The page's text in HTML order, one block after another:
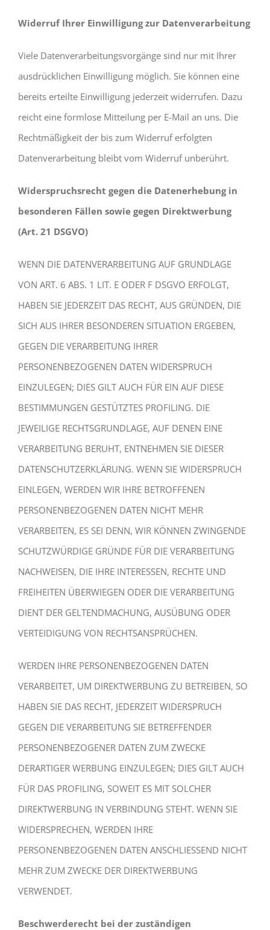
Widerruf Ihrer Einwilligung zur Datenverarbeitung
Viele Datenverarbeitungsvorgänge sind nur mit Ihrer
ausdrücklichen Einwilligung möglich. Sie können eine
bereits erteilte Einwilligung jederzeit widerrufen. Dazu
reicht eine formlose Mitteilung per E-Mail an uns. Die
Rechtmäßigkeit der bis zum Widerruf erfolgten
Datenverarbeitung bleibt vom Widerruf unberührt.
Widerspruchsrecht gegen die Datenerhebung in
besonderen Fällen sowie gegen Direktwerbung
(Art. 21 DSGVO)
WENN DIE DATENVERARBEITUNG AUF GRUNDLAGE
VON ART. 6 ABS. 1 LIT. E ODER F DSGVO ERFOLGT,
HABEN SIE JEDERZEIT DAS RECHT, AUS GRÜNDEN, DIE
SICH AUS IHRER BESONDEREN SITUATION ERGEBEN,
GEGEN DIE VERARBEITUNG IHRER
PERSONENBEZOGENEN DATEN WIDERSPRUCH
EINZULEGEN; DIES GILT AUCH FÜR EIN AUF DIESE
BESTIMMUNGEN GESTÜTZTES PROFILING. DIE
JEWEILIGE RECHTSGRUNDLAGE, AUF DENEN EINE
VERARBEITUNG BERUHT, ENTNEHMEN SIE DIESER
DATENSCHUTZERKLÄRUNG. WENN SIE WIDERSPRUCH
EINLEGEN, WERDEN WIR IHRE BETROFFENEN
PERSONENBEZOGENEN DATEN NICHT MEHR
VERARBEITEN, ES SEI DENN, WIR KÖNNEN ZWINGENDE
SCHUTZWÜRDIGE GRÜNDE FÜR DIE VERARBEITUNG
NACHWEISEN, DIE IHRE INTERESSEN, RECHTE UND
FREIHEITEN ÜBERWIEGEN ODER DIE VERARBEITUNG
DIENT DER GELTENDMACHUNG, AUSÜBUNG ODER
VERTEIDIGUNG VON RECHTSANSPRÜCHEN.
WERDEN IHRE PERSONENBEZOGENEN DATEN
VERARBEITET, UM DIREKTWERBUNG ZU BETREIBEN, SO
HABEN SIE DAS RECHT, JEDERZEIT WIDERSPRUCH
GEGEN DIE VERARBEITUNG SIE BETREFFENDER
PERSONENBEZOGENER DATEN ZUM ZWECKE
DERARTIGER WERBUNG EINZULEGEN; DIES GILT AUCH
FÜR DAS PROFILING, SOWEIT ES MIT SOLCHER
DIREKTWERBUNG IN VERBINDUNG STEHT. WENN SIE
WIDERSPRECHEN, WERDEN IHRE
PERSONENBEZOGENEN DATEN ANSCHLIESSEND NICHT
MEHR ZUM ZWECKE DER DIREKTWERBUNG
VERWENDET.
Beschwerderecht bei der zuständigen